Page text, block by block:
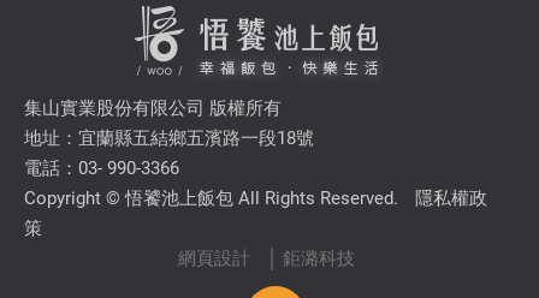
集山實業股份有限公司 版權所有
地址：宜蘭縣五結鄉五濱路一段18號
電話：03- 990-3366
Copyright © 悟饕池上飯包 All Rights Reserved.
隱私權政
策
網頁設計
│ 鉅潞科技